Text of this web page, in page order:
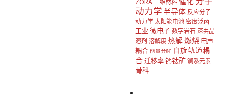
ZORA 二维材料
动力学 半导体 反应分子
动力学 太阳能电池 密度泛函
工业 微电子 数字岩石 深共晶
溶剂 溶解度 热解燃烧 电声
耦合 能量分解 自旋轨道耦
合迁移率钙钛矿 镧系元素
骨科